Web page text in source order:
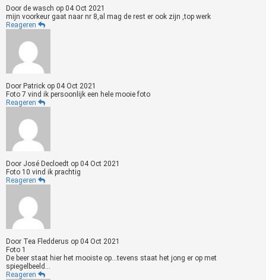
Door de wasch op 04 Oct 2021
mijn voorkeur gaat naar nr 8,al mag de rest er ook zijn ,top werk
Reageren
Door Patrick op 04 Oct 2021
Foto 7 vind ik persoonlijk een hele mooie foto
Reageren
Door José Decloedt op 04 Oct 2021
Foto 10 vind ik prachtig
Reageren
Door Tea Fledderus op 04 Oct 2021
Foto 1
De beer staat hier het mooiste op...tevens staat het jong er op met
spiegelbeeld...
Reageren